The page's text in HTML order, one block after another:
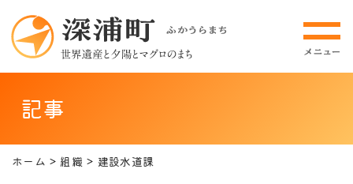
記事
ホーム 組織 建設水道課